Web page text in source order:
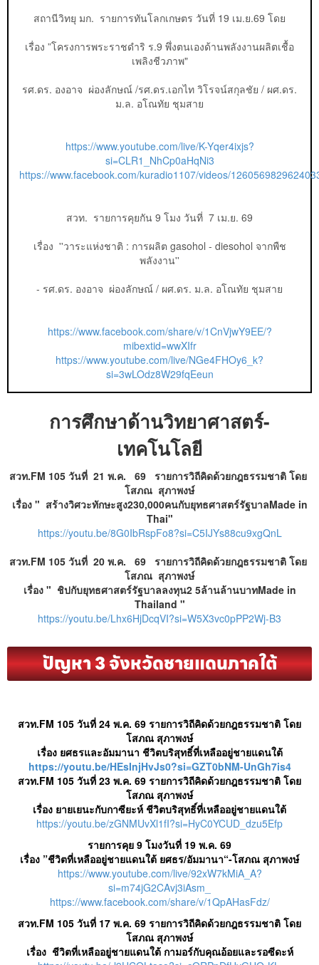
สถานีวิทยุ มก. รายการทันโลกเกษตร วันที่ 19 เม.ย.69 โดย
เรื่อง ”โครงการพระราชดำริ ร.9 พึ่งตนเองด้านพลังงานผลิตเชื้อ
เพลิงชีวภาพ"
รศ.ดร. องอาจ ผ่องลักษณ์ /รศ.ดร.เอกไท วิโรจน์สกุลชัย / ผศ.ดร.
ม.ล. อโณทัย ชุมสาย
https://www.youtube.com/live/K-Yqer4ixjs?
si=CLR1_NhCp0aHqNi3
https://www.facebook.com/kuradio1107/videos/
สวท. รายการคุยกัน 9 โมง วันที่ 7 เม.ย. 69
เรื่อง ''​วาระแห่งชาติ : การผลิต gasohol -​ diesohol จากพืช
พลังงาน''​
- รศ.ดร. องอาจ ผ่องลักษณ์ / ผศ.ดร. ม.ล. อโณทัย ชุมสาย
https://www.facebook.com/share/v/1CnVjwY9EE/?
mibextid=wwXIfr
https://www.youtube.com/live/NGe4FHOy6_k?
si=3wLOdz8W29fqEeun
การศึกษาด้านวิทยาศาสตร์-
เทคโนโลยี
สวท.FM 105 วันที่ 21 พ.ค. 69 รายการวิถีคิดด้วยกฎธรรมชาติ โดย
โสภณ สุภาพงษ์
เรื่อง " สร้างวิศวะทักษะสูง230,000คนกับยุทธศาสตร์รัฐบาลMade in
Thai"
https://youtu.be/8G0IbRspFo8?si=C5IJYs88cu9xgQnL
สวท.FM 105 วันที่ 20 พ.ค. 69 รายการวิถีคิดด้วยกฎธรรมชาติ โดย
โสภณ สุภาพงษ์
เรื่อง " ชิปกับยุทธศาสตร์รัฐบาลลงทุน2 5ล้านล้านบาทMade in
Thailand "
https://youtu.be/Lhx6HjDcqVI?si=W5X3vc0pPP2Wj-B3
ปัญหา 3 จังหวัดชายแดนภาคใต้
สวท.FM 105 วันที่ 24 พ.ค. 69 รายการวิถีคิดด้วยกฎธรรมชาติ โดย
โสภณ สุภาพงษ์
เรื่อง ยศธรและอัมมานา ชีวิตบริสุทธิ์ที่เหลืออยู่ชายแดนใต้
https://youtu.be/HEsInjHvJs0?si=GZT0bNM-UnGh7is4
สวท.FM 105 วันที่ 23 พ.ค. 69 รายการวิถีคิดด้วยกฎธรรมชาติ โดย
โสภณ สุภาพงษ์
เรื่อง ยายเยนะกับกาซียะห์ ชีวิตบริสุทธิ์ที่เหลืออยู่ชายแดนใต้
https://youtu.be/zGNMUvXl1fI?si=HyC0YCUD_dzu5Efp
รายการคุย​ 9​ โมงวันที่​ 19 พ.ค. 69
เรื่อง​ ”ชีวิตที่เหลืออยู่ชายแดนใต้ ยศธร/อัมมานา“-โสภณ​ สุภาพงษ์​
https://www.youtube.com/live/92xW7kMiA_A?
si=m74jG2CAvj3iAsm_
https://www.facebook.com/share/v/1QpAHasFdz/
สวท.FM 105 วันที่ 17 พ.ค. 69 รายการวิถีคิดด้วยกฎธรรมชาติ โดย
โสภณ สุภาพงษ์
เรื่อง ชีวิตที่เหลืออยู่ชายแดนใต้ กามอร์กับคุณอ้อยและรอซีดะห์